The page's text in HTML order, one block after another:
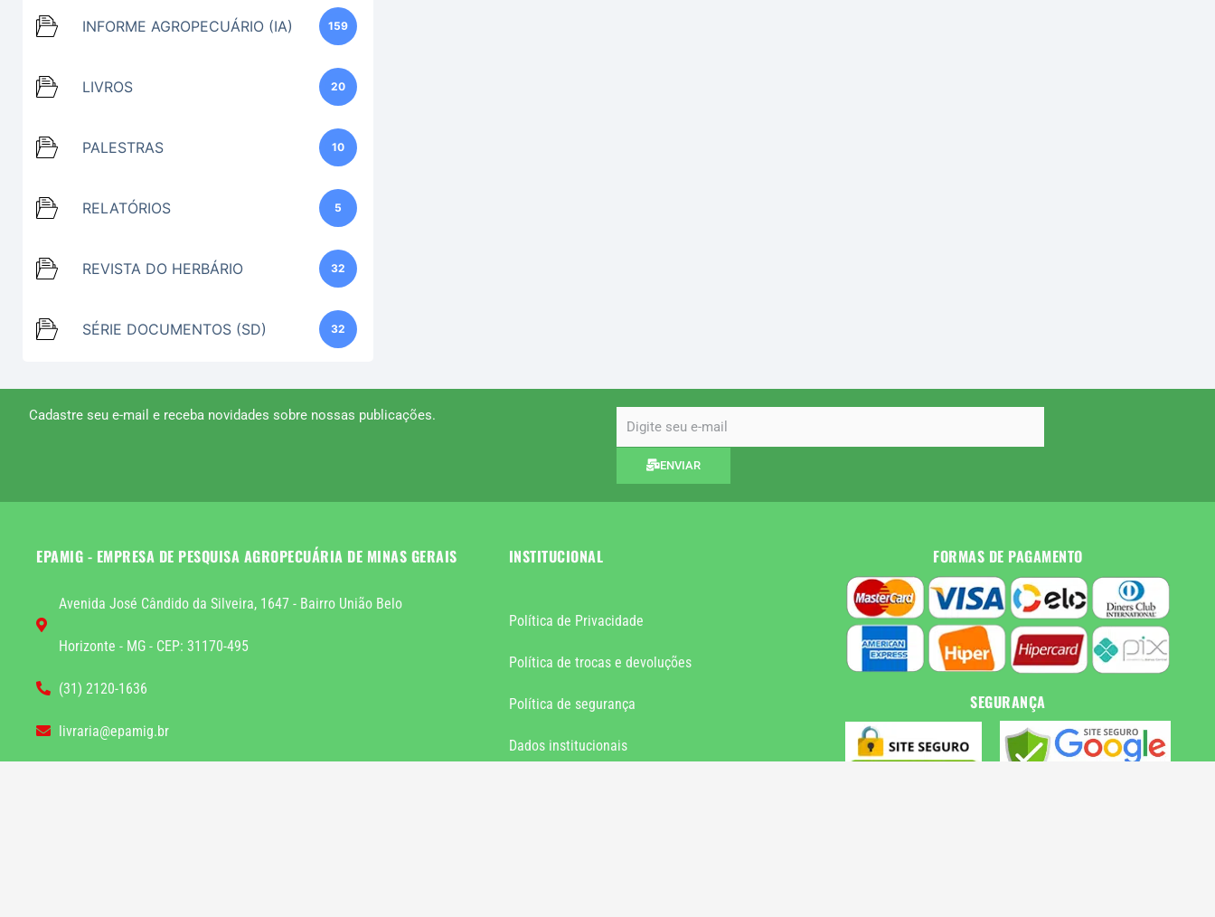
INFORME AGROPECUÁRIO (IA) 159
LIVROS 20
PALESTRAS 10
RELATÓRIOS 5
REVISTA DO HERBÁRIO 32
SÉRIE DOCUMENTOS (SD) 32
Cadastre seu e-mail e receba novidades sobre nossas publicações.
ENVIAR
EPAMIG - EMPRESA DE PESQUISA AGROPECUÁRIA DE MINAS GERAIS
Avenida José Cândido da Silveira, 1647 - Bairro União Belo
Horizonte - MG - CEP: 31170-495
(31) 2120-1636
livraria@epamig.br
INSTITUCIONAL
Política de Privacidade
Política de trocas e devoluções
Política de segurança
Dados institucionais
FORMAS DE PAGAMENTO
SEGURANÇA